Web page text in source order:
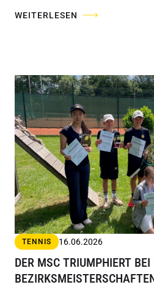
WEITERLESEN
TENNIS 16.06.2026
DER MSC TRIUMPHIERT BEI